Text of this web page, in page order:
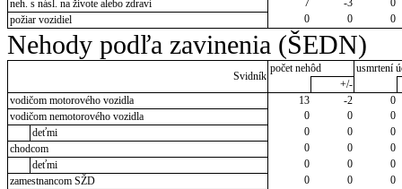
neh. s násl. na živote alebo zdraví
7 -3
0
požiar vozidiel
0 0 0
Nehody podľa zavinenia (ŠEDN)
Svidník
počet nehôd
usmrtení
+/-
vodičom motorového vozidla
13 -2
0
vodičom nemotorového vozidla
0 0
0
deťmi
0 0
0
chodcom
0 0
0
deťmi
0 0
0
zamestnancom SŽD
0 0
0